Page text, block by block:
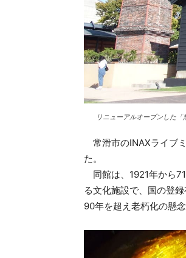
リニューアルオープンした「
常滑市のINAXライブ
た。
同館は、1921年から
る文化施設で、国の登
90年を超え老朽化の懸